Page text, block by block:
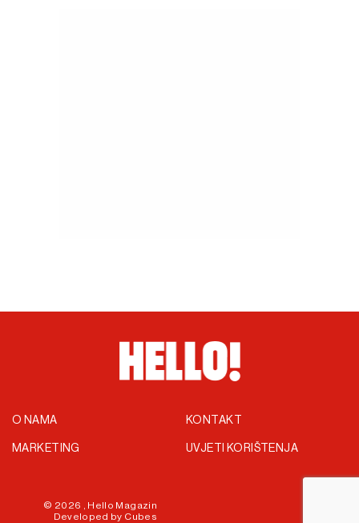
O NAMA
MARKETING
KONTAKT
UVJETI KORIŠTENJA
© 2026 , Hello Magazin
Developed by Cubes